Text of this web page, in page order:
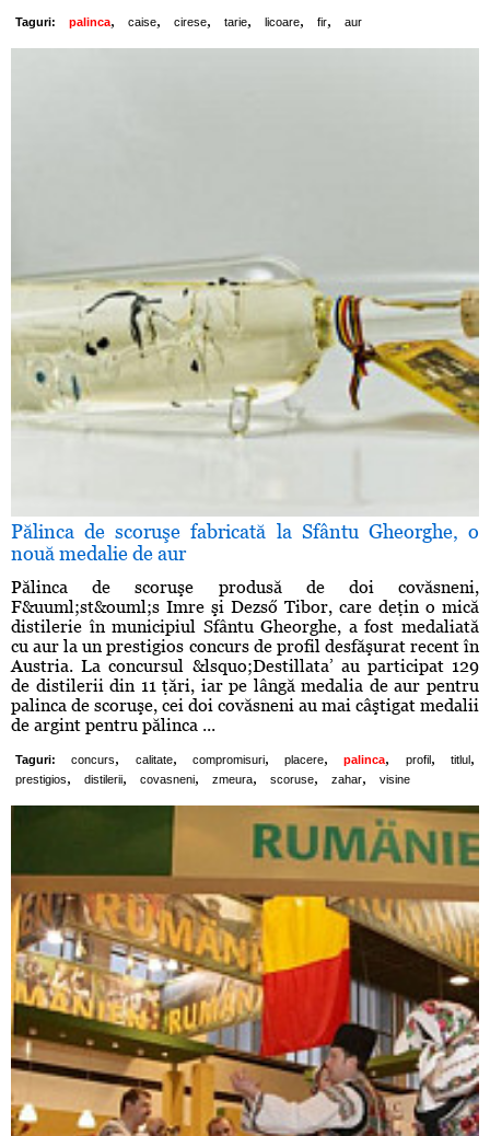
Taguri: palinca, caise, cirese, tarie, licoare, fir, aur
Pălinca de scoruşe fabricată la Sfântu Gheorghe, o
nouă medalie de aur
Pălinca de scoruşe produsă de doi covăsneni,
F&uuml;st&ouml;s Imre şi Dezső Tibor, care deţin o mică
distilerie în municipiul Sfântu Gheorghe, a fost medaliată
cu aur la un prestigios concurs de profil desfăşurat recent în
Austria. La concursul &lsquo;Destillata’ au participat 129
de distilerii din 11 ţări, iar pe lângă medalia de aur pentru
palinca de scoruşe, cei doi covăsneni au mai câştigat medalii
de argint pentru pălinca ...
Taguri: concurs, calitate, compromisuri, placere, palinca, profil, titlul ,
prestigios, distilerii, covasneni, zmeura, scoruse, zahar, visine